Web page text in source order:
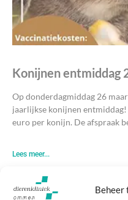
Beheer
Konijnen entmiddag
Op donderdagmiddag 26
jaarlijkse konijnen
euro per konijn. De afspraak
Lees meer...